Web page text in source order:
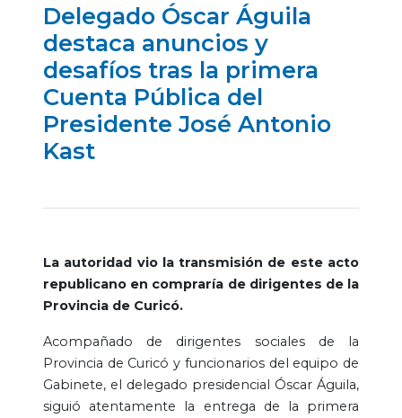
Delegado Óscar Águila
destaca anuncios y
desafíos tras la primera
Cuenta Pública del
Presidente José Antonio
Kast
La autoridad vio la transmisión de este acto
republicano en compraría de dirigentes de la
Provincia de Curicó.
Acompañado de dirigentes sociales de la
Provincia de Curicó y funcionarios del equipo de
Gabinete, el delegado presidencial Óscar Águila,
siguió atentamente la entrega de la primera